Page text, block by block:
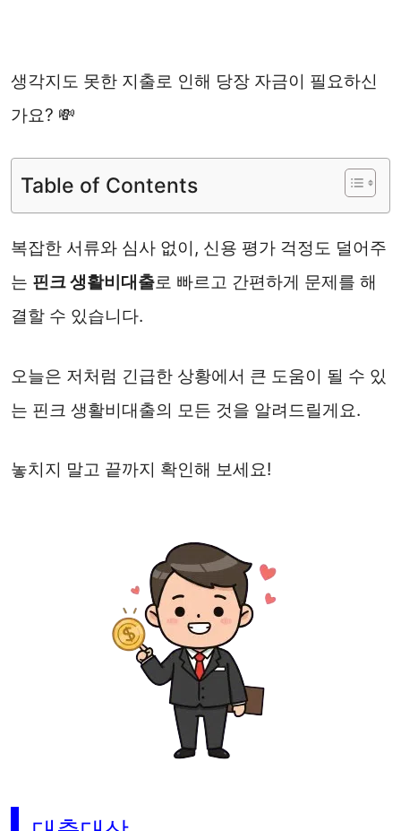
생각지도 못한 지출로 인해 당장 자금이 필요하신
가요? 💸
Table of Contents
복잡한 서류와 심사 없이, 신용 평가 걱정도 덜어주
는 핀크 생활비대출로 빠르고 간편하게 문제를 해
결할 수 있습니다.
오늘은 저처럼 긴급한 상황에서 큰 도움이 될 수 있
는 핀크 생활비대출의 모든 것을 알려드릴게요.
놓치지 말고 끝까지 확인해 보세요!